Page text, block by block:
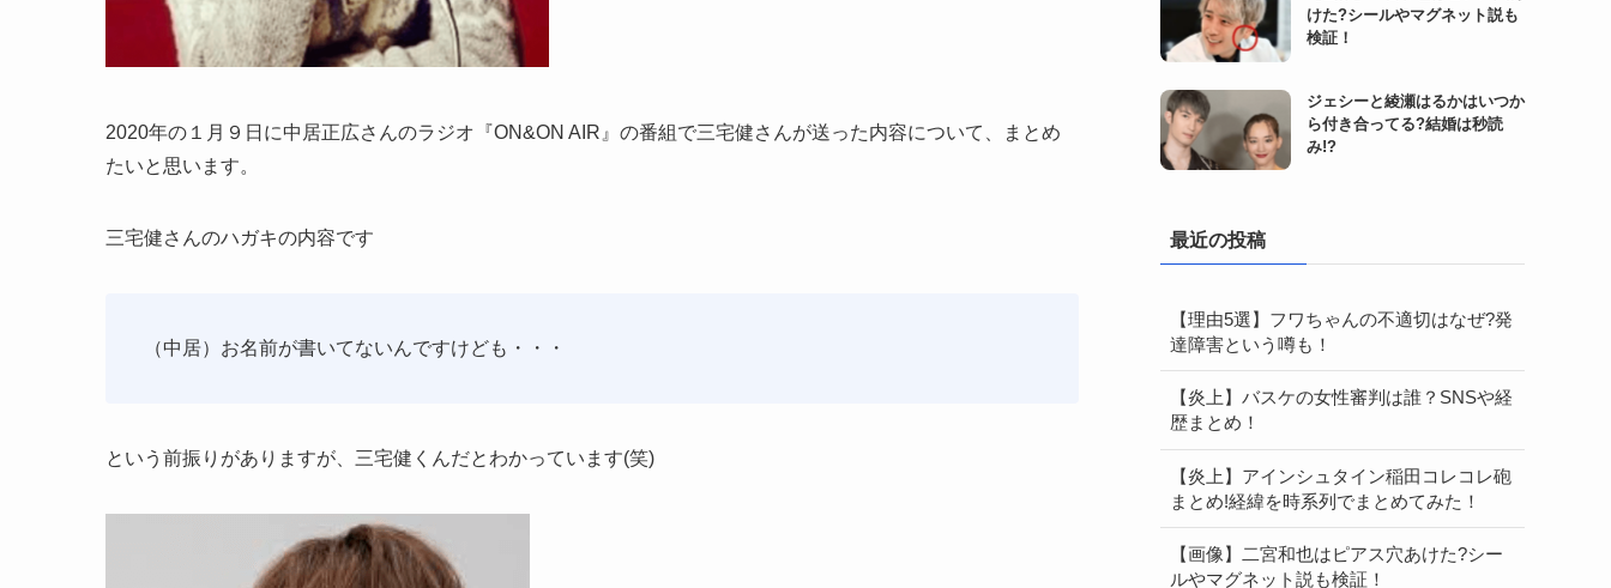
2020年の１月９日に中居正広さんのラジオ『ON&ON AIR』の番組で三宅健さんが送った内容について、まとめ
たいと思います。
三宅健さんのハガキの内容です
（中居）お名前が書いてないんですけども・・・
という前振りがありますが、三宅健くんだとわかっています(笑)
けた?シールやマグネット説も
検証！
ジェシーと綾瀬はるかはいつか
ら付き合ってる?結婚は秒読
み!?
最近の投稿
【理由5選】フワちゃんの不適切はなぜ?発
達障害という噂も！
【炎上】バスケの女性審判は誰？SNSや経
歴まとめ！
【炎上】アインシュタイン稲田コレコレ砲
まとめ!経緯を時系列でまとめてみた！
【画像】二宮和也はピアス穴あけた?シー
ルやマグネット説も検証！